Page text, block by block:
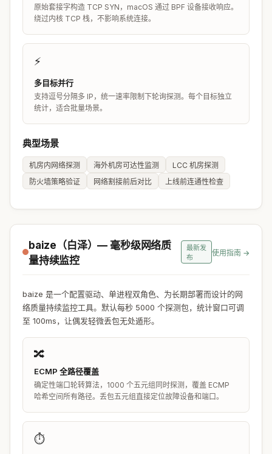
原始套接字构造 TCP SYN，macOS 通过 BPF 设备接收响应。
绕过内核 TCP 栈，不影响系统连接。
⚡
多目标并行
支持逗号分隔多 IP，统一速率限制下轮询探测。每个目标独立
统计，适合批量场景。
典型场景
机房内网络探测 海外机房可达性监测
LCC 机房探测
防火墙策略验证
网络割接前后对比 上线前连通性检查
baize（白泽）— 毫秒级网络质
量持续监控
最新发
布
使用指南 →
baize 是一个配置驱动、单进程双角色、为长期部署而设计的网
络质量持续监控工具。默认每秒 5000 个探测包，统计窗口可调
至 100ms，让偶发轻微丢包无处遁形。
🔀
ECMP 全路径覆盖
确定性端口轮转算法，1000 个五元组同时探测，覆盖 ECMP
哈希空间所有路径。丢包五元组直接定位故障设备和端口。
⏱️